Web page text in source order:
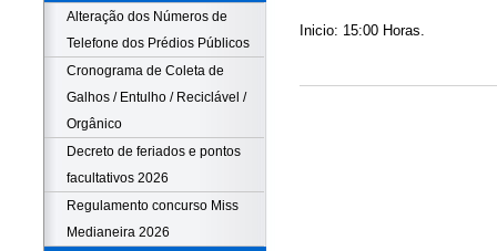
Alteração dos Números de
Telefone dos Prédios Públicos
Cronograma de Coleta de
Galhos / Entulho / Reciclável /
Orgânico
Decreto de feriados e pontos
facultativos 2026
Regulamento concurso Miss
Medianeira 2026
Inicio: 15:00 Horas.